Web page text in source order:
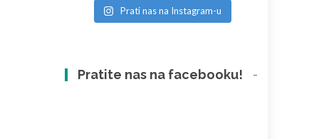
Prati nas na Instagram-u
Pratite nas na facebooku!